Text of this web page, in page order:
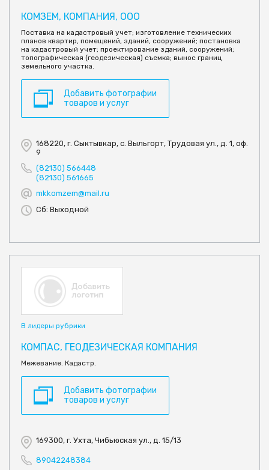
КОМЗЕМ, КОМПАНИЯ, ООО
Поставка на кадастровый учет; изготовление технических
планов квартир, помещений, зданий, сооружений; постановка
на кадастровый учет; проектирование зданий, сооружений;
топографическая (геодезическая) съемка; вынос границ
земельного участка.
Добавить фотографии
товаров и услуг
168220, г. Сыктывкар, с. Выльгорт, Трудовая ул., д. 1, оф.
9
(82130) 566448
(82130) 561665
mkkomzem@mail.ru
Сб: Выходной
В лидеры рубрики
КОМПАС, ГЕОДЕЗИЧЕСКАЯ КОМПАНИЯ
Межевание. Кадастр.
Добавить фотографии
товаров и услуг
169300, г. Ухта, Чибьюская ул., д. 15/13
89042248384